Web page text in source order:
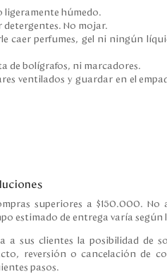
ligeramente húmedo.
detergentes. No mojar.
caer perfumes, gel ni ningún
de bolígrafos, ni marcadores.
ventilados y guardar en el
superiores a $150.000. No
estimado de entrega varía según
a sus clientes la posibilidad de
reversión o cancelación de
pasos.